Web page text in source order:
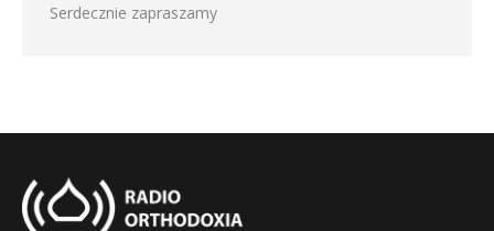
Serdecznie zapraszamy